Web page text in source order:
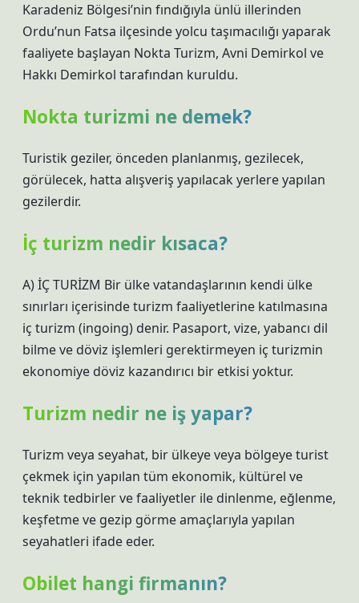
Karadeniz Bölgesi’nin fındığıyla ünlü illerinden
Ordu’nun Fatsa ilçesinde yolcu taşımacılığı yaparak
faaliyete başlayan Nokta Turizm, Avni Demirkol ve
Hakkı Demirkol tarafından kuruldu.
Nokta turizmi ne demek?
Turistik geziler, önceden planlanmış, gezilecek,
görülecek, hatta alışveriş yapılacak yerlere yapılan
gezilerdir.
İç turizm nedir kısaca?
A) İÇ TURİZM Bir ülke vatandaşlarının kendi ülke
sınırları içerisinde turizm faaliyetlerine katılmasına
iç turizm (ingoing) denir. Pasaport, vize, yabancı dil
bilme ve döviz işlemleri gerektirmeyen iç turizmin
ekonomiye döviz kazandırıcı bir etkisi yoktur.
Turizm nedir ne iş yapar?
Turizm veya seyahat, bir ülkeye veya bölgeye turist
çekmek için yapılan tüm ekonomik, kültürel ve
teknik tedbirler ve faaliyetler ile dinlenme, eğlenme,
keşfetme ve gezip görme amaçlarıyla yapılan
seyahatleri ifade eder.
Obilet hangi firmanın?